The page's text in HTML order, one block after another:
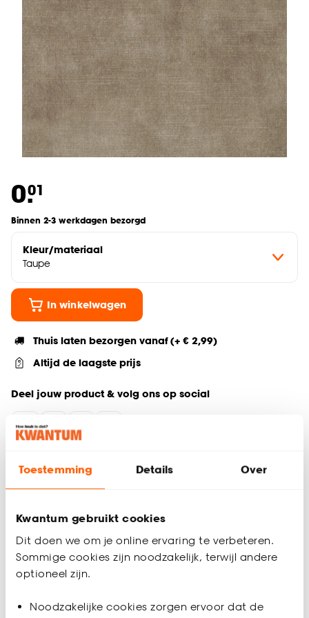
Toestemming Details Over
Kwantum gebruikt cookies
Dit doen we om je online ervaring te verbeteren.
Sommige cookies zijn noodzakelijk, terwijl andere
optioneel zijn.
Noodzakelijke cookies zorgen ervoor dat de
0.01
Binnen 2-3 werkdagen bezorgd
Kleur/materiaal
Taupe
In winkelwagen
Thuis laten bezorgen vanaf (+ € 2,99)
Altijd de laagste prijs
Deel jouw product & volg ons op social
Productomschrijving
en bekijk of vergelijk eenvoudig welke gordijnstof jouw
kleurstalen worden binnen 2 à 3 werkdagen thuisbezorgd en
passen door de brievenbus. Afmeting staal Gordijn: 13 x 26
cm.
Productspecificaties